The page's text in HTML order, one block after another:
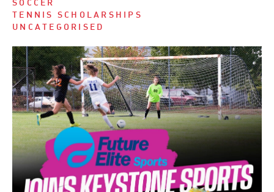
SOCCER
TENNIS SCHOLARSHIPS
UNCATEGORISED